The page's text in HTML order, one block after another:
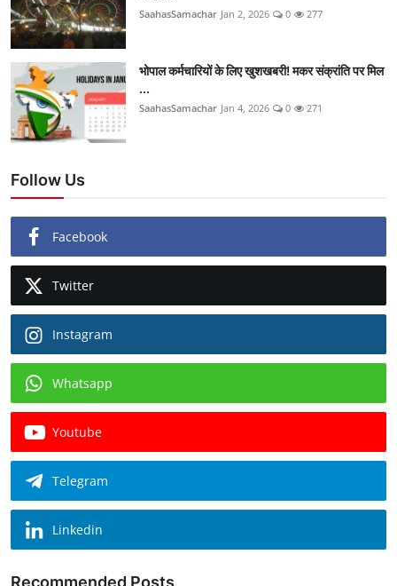
SaahasSamachar Jan 2, 2026 0 277
भोपाल कर्मचारियों के लिए खुशखबरी! मकर संक्रांति पर मिल
...
SaahasSamachar Jan 4, 2026 0 271
Follow Us
Facebook
Twitter
Instagram
Whatsapp
Youtube
Telegram
Linkedin
Recommended Posts